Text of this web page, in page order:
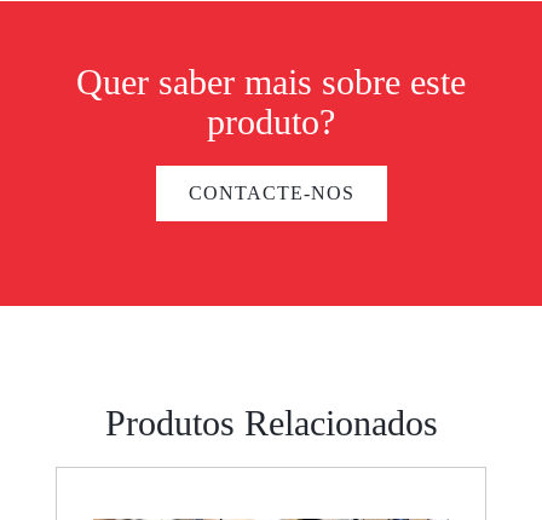
Quer saber mais sobre este
produto?
CONTACTE-NOS
Produtos Relacionados